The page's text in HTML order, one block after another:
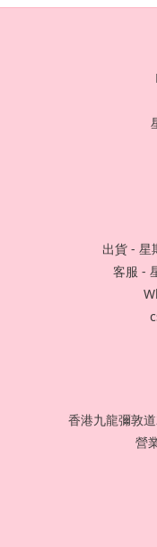
出貨 - 星
客服 -
香港九龍彌敦
營